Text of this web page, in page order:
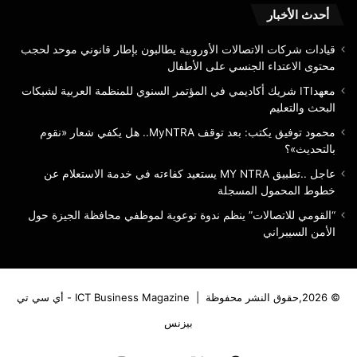
أحدث الأخبار
قيادات شركات الاتصالات الأوروبية يطالبون بإطار قانوني موحد لحجب
محتوى الاعتداء الجنسي على الأطفال
معهدITI شريك أكاديمي في المؤتمر السنوي للمنظمة العربية لشبكات
البحث والتعليم
محمود توفيق يكتب: بعد توقف MyNTRA.. هل يكفي شعار «نقوم
بالتحديث»؟
عاجل ..تطبيق MY NTRA يستعيد كفاءته في خدمة الاستعلام عن
خطوط المحمول المسجلة
“القومي للاتصالات” ينظم ندوة توعوية لموظفي محافظة الجيزة حول
الأمن السيبراني
© 2026,حقوق النشر محفوظة |
ICT Business Magazine - أي سي تي
بيزنس